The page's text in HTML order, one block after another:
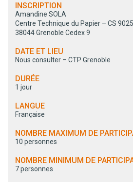
INSCRIPTION
Amandine SOLA
Centre Technique du Papier – CS
38044 Grenoble Cedex 9
DATE ET LIEU
Nous consulter – CTP Grenoble
DURÉE
1 jour
LANGUE
Française
NOMBRE MAXIMUM DE
10 personnes
NOMBRE MINIMUM DE
7 personnes